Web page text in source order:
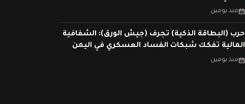
منذ يومين
حرب (البطاقة الذكية) تجرف (جيش الورق): الشفافية
المالية تفكك شبكات الفساد العسكري في اليمن
منذ يومين